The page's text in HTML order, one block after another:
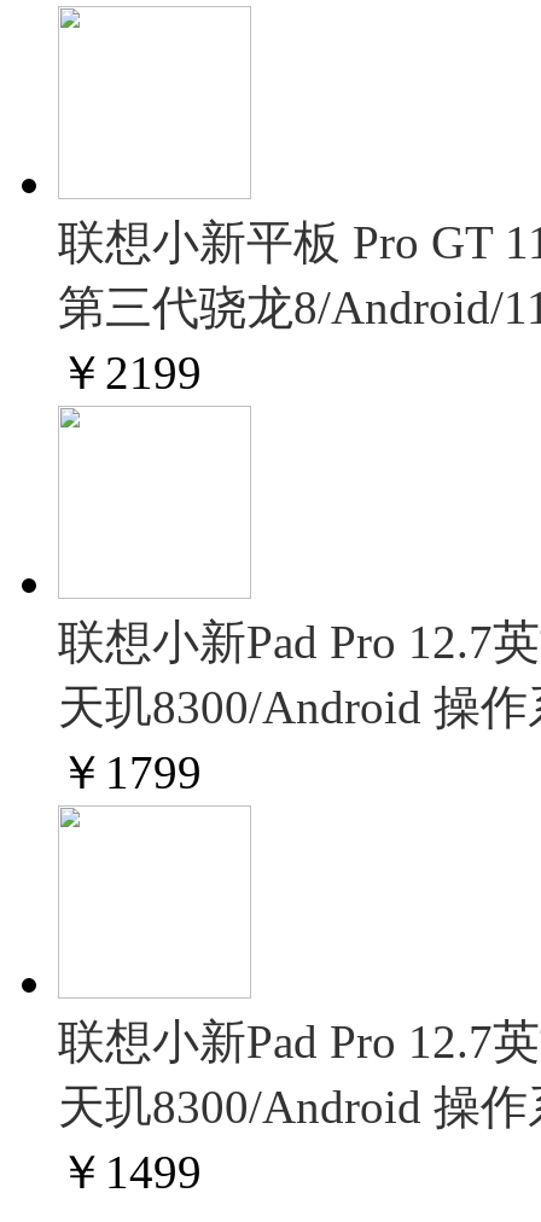
联想小新平板 Pro GT
第三代骁龙8/Android/
￥ 2199
联想小新Pad Pro 12.7
天玑8300/Android 操
￥ 1799
联想小新Pad Pro 12.7
天玑8300/Android 操
￥ 1499